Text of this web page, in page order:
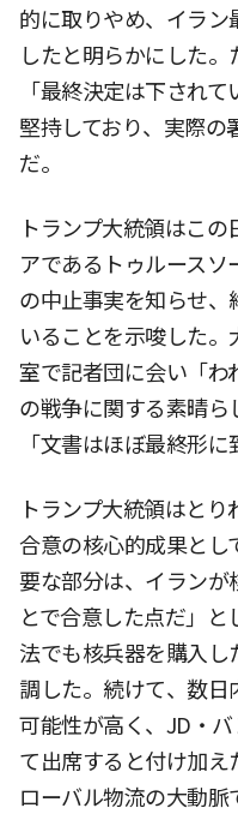
的に取りやめ、イラ
したと明らかにした
「最終決定は下され
堅持しており、実際の
だ。
トランプ大統領はこ
アであるトゥルース
の中止事実を知らせ、
いることを示唆した
室で記者団に会い「わ
の戦争に関する素晴ら
「文書はほぼ最終形
トランプ大統領はと
合意の核心的成果とし
要な部分は、イランが
とで合意した点だ」
法でも核兵器を購入
調した。続けて、数日
可能性が高く、JD・
て出席すると付け加
ローバル物流の大動